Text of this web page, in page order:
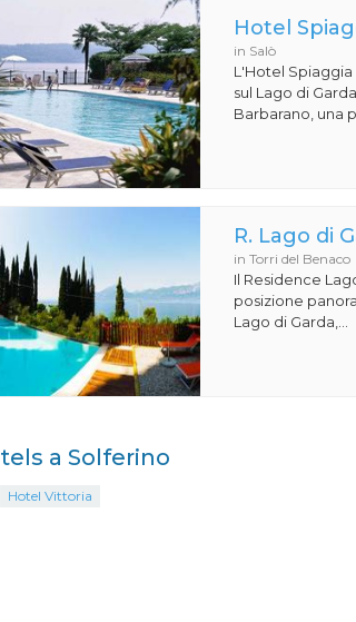
Hotel
in Salò
L'Hotel
sul Lago di
Barbarano, una
R. Lago di
in Torri del Benaco
Il Residence
posizione
Lago di Garda,...
a Solferino
Hotel Vittoria